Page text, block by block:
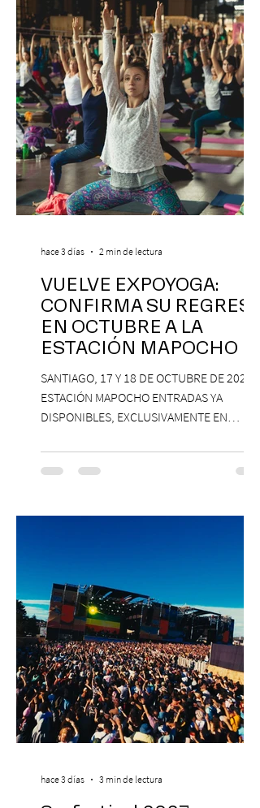
VUELVE EXPOYOGA:
CONFIRMA SU REGRESO
EN OCTUBRE A LA
ESTACIÓN MAPOCHO
SANTIAGO, 17 Y 18 DE OCTUBRE DE 2026,
ESTACIÓN MAPOCHO ENTRADAS YA
DISPONIBLES, EXCLUSIVAMENTE EN
con una edición renovada que reunirá
yoga, bienestar y vida consciente, con la
Antonella Orsini, Yoga Woman y más
Centro Cultural Estación Mapocho, espacio
que albergará durante dos jornadas una
pro
hace 3 días 2 min de lectura
hace 3 días 3 min de lectura